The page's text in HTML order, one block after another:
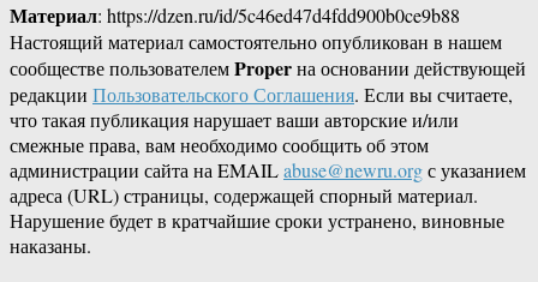
Материал: https://dzen.ru/id/5c46ed47d4fdd900b0ce9b88
Настоящий материал самостоятельно опубликован в нашем
сообществе пользователемProperна основании действующей
редакции Пользовательского Соглашения. Если вы считаете,
что такая публикация нарушает ваши авторские и/или
смежные права, вам необходимо сообщить об этом
администрации сайта на EMAILabuse@newru.orgс указанием
адреса (URL) страницы, содержащей спорный материал.
Нарушение будет в кратчайшие сроки устранено, виновные
наказаны.